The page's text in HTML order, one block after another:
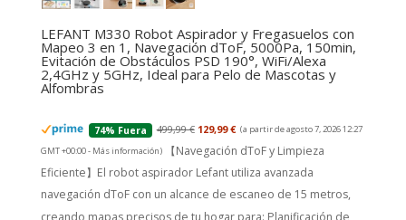
LEFANT M330 Robot Aspirador y Fregasuelos con
Mapeo 3 en 1, Navegación dToF, 5000Pa, 150min,
Evitación de Obstáculos PSD 190°, WiFi/Alexa
2,4GHz y 5GHz, Ideal para Pelo de Mascotas y
Alfombras
74% Fuera 499,99 € 129,99 € (a partir de agosto 7, 2026 12:27
GMT +00:00 - Más información)
【Navegación dToF y Limpieza
Eficiente】El robot aspirador Lefant utiliza avanzada
navegación dToF con un alcance de escaneo de 15 metros,
creando mapas precisos de tu hogar para: Planificación de